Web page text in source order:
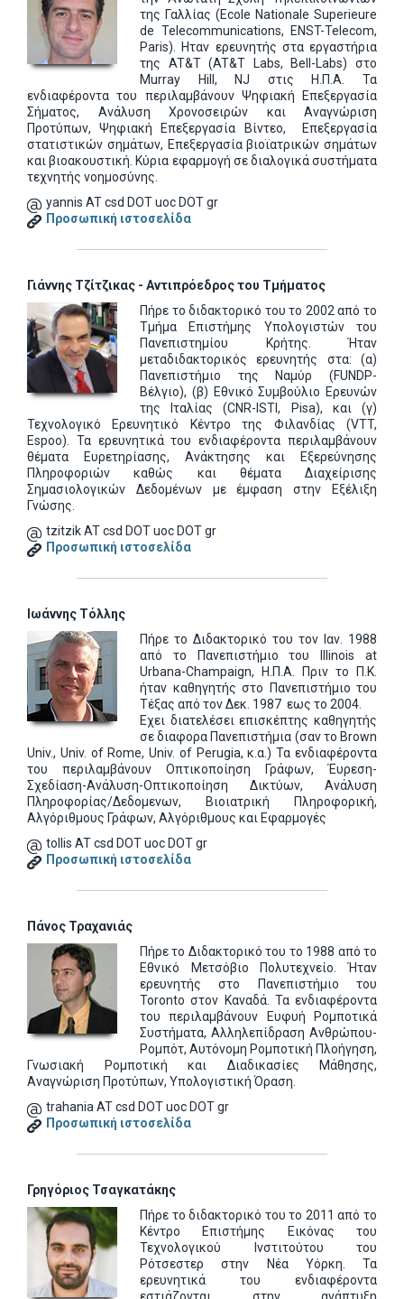
της Γαλλίας (Ecole Nationale Superieure
de Telecommunications, ΕNST-Telecom,
Paris). Ηταν ερευνητής στα εργαστήρια
της AT&T (AT&T Labs, Bell-Labs) στο
Murray Hill, NJ στις Η.Π.Α. Τα
ενδιαφέροντα του περιλαμβάνουν Ψηφιακή Επεξεργασία
Σήματος, Ανάλυση Χρονοσειρών και Αναγνώριση
Προτύπων, Ψηφιακή Επεξεργασία Βίντεο, Επεξεργασία
στατιστικών σημάτων, Επεξεργασία βιοϊατρικών σημάτων
και βιοακουστική. Κύρια εφαρμογή σε διαλογικά συστήματα
τεχνητής νοημοσύνης.
yannis AT csd DOT uoc DOT gr
Προσωπική ιστοσελίδα
Γιάννης Τζίτζικας - Αντιπρόεδρος του Τμήματος
Πήρε το διδακτορικό του το 2002 από το
Τμήμα Επιστήμης Υπολογιστών του
Πανεπιστημίου Κρήτης. Ήταν
μεταδιδακτορικός ερευνητής στα: (α)
Πανεπιστήμιο της Ναμύρ (FUNDP-
Βέλγιο), (β) Εθνικό Συμβούλιο Ερευνών
της Ιταλίας (CNR-ISTI, Pisa), και (γ)
Τεχνολογικό Ερευνητικό Κέντρο της Φιλανδίας (VTT,
Espoo). Τα ερευνητικά του ενδιαφέροντα περιλαμβάνουν
θέματα Ευρετηρίασης, Ανάκτησης και Εξερεύνησης
Πληροφοριών καθώς και θέματα Διαχείρισης
Σημασιολογικών Δεδομένων με έμφαση στην Εξέλιξη
Γνώσης.
tzitzik AT csd DOT uoc DOT gr
Προσωπική ιστοσελίδα
Ιωάννης Τόλλης
Πήρε το Διδακτορικό του τον Ιαν. 1988
από το Πανεπιστήμιο του Illinois at
Urbana-Champaign, Η.Π.Α. Πριν το Π.Κ.
ήταν καθηγητής στο Πανεπιστήμιο του
Τέξας από τον Δεκ. 1987 εως το 2004.
Εχει διατελέσει επισκέπτης καθηγητής
σε διαφορα Πανεπιστήμια (σαν το Brown
Univ., Univ. of Rome, Univ. of Perugia, κ.α.) Τα ενδιαφέροντα
του περιλαμβάνουν Οπτικοποίηση Γράφων, Έυρεση-
Σχεδίαση-Ανάλυση-Οπτικοποίηση Δικτύων, Ανάλυση
Πληροφορίας/Δεδομενων, Βιοιατρική Πληροφορική,
Αλγόριθμους Γράφων, Αλγόριθμους και Εφαρμογές
tollis AT csd DOT uoc DOT gr
Προσωπική ιστοσελίδα
Πάνος Τραχανιάς
Πήρε το Διδακτορικό του το 1988 από το
Εθνικό Μετσόβιο Πολυτεχνείο. Ήταν
ερευνητής στο Πανεπιστήμιο του
Toronto στον Καναδά. Τα ενδιαφέροντα
του περιλαμβάνουν Ευφυή Ρομποτικά
Συστήματα, Αλληλεπίδραση Ανθρώπου-
Ρομπότ, Αυτόνομη Ρομποτική Πλοήγηση,
Γνωσιακή Ρομποτική και Διαδικασίες Μάθησης,
Αναγνώριση Προτύπων, Υπολογιστική Όραση.
trahania AT csd DOT uoc DOT gr
Προσωπική ιστοσελίδα
Γρηγόριος Τσαγκατάκης
Πήρε το διδακτορικό του το 2011 από το
Κέντρο Επιστήμης Εικόνας του
Τεχνολογικού Ινστιτούτου του
Ρότσεστερ στην Νέα Υόρκη. Τα
ερευνητικά του ενδιαφέροντα